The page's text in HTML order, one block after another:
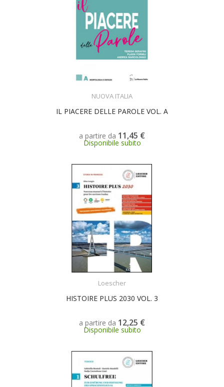
NUOVA ITALIA
IL PIACERE DELLE PAROLE VOL. A
a partire da 11,45 €
Disponibile subito
Loescher
HISTOIRE PLUS 2030 VOL. 3
a partire da 12,25 €
Disponibile subito